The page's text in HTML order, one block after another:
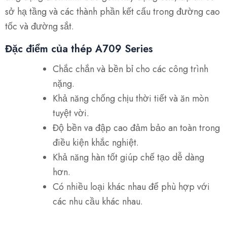
sở hạ tầng và các thành phần kết cấu trong đường cao
tốc và đường sắt.
Đặc điểm của thép A709 Series
Chắc chắn và bền bỉ cho các công trình
nặng.
Khả năng chống chịu thời tiết và ăn mòn
tuyệt vời.
Độ bền va đập cao đảm bảo an toàn trong
điều kiện khắc nghiệt.
Khả năng hàn tốt giúp chế tạo dễ dàng
hơn.
Có nhiều loại khác nhau để phù hợp với
các nhu cầu khác nhau.